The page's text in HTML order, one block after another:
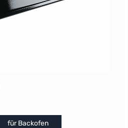
für Backofen